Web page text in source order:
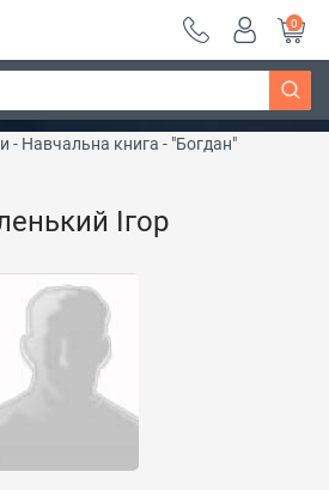
грн ~ 250 грн ~
Дізнатись більше
0
- Навчальна книга - "Богдан"
Ігор